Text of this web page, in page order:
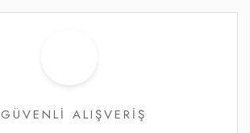
GÜVENLİ ALIŞVERİŞ